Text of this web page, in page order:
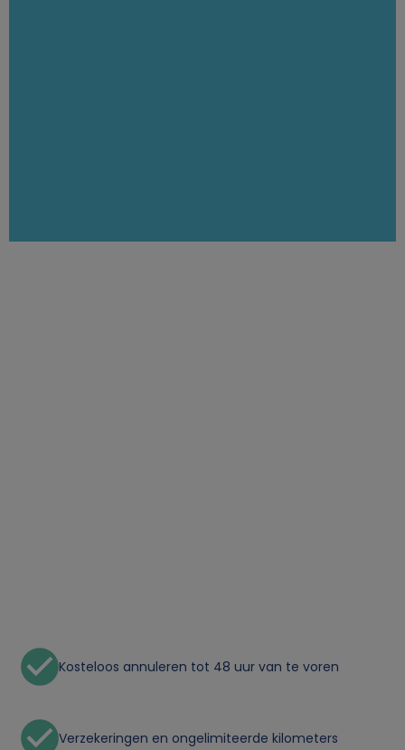
Kosteloos annuleren tot 48 uur van te voren
Verzekeringen en ongelimiteerde kilometers